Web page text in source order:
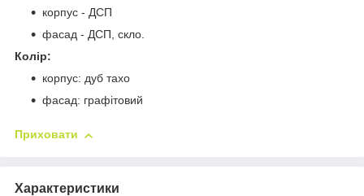
корпус - ДСП
фасад - ДСП, скло.
Колір:
корпус: дуб тахо
фасад: графітовий
Приховати
Характеристики